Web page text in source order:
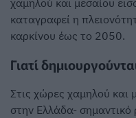
χαμηλού και μεσαίου
καταγραφεί η
καρκίνου έως το 2050.
Γιατί
Στις χώρες χαμηλού και
στην Ελλάδα- σημαντικό